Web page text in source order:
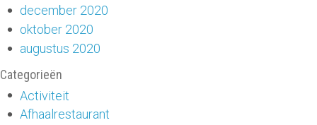
december 2020
oktober 2020
augustus 2020
Categorieën
Activiteit
Afhaalrestaurant